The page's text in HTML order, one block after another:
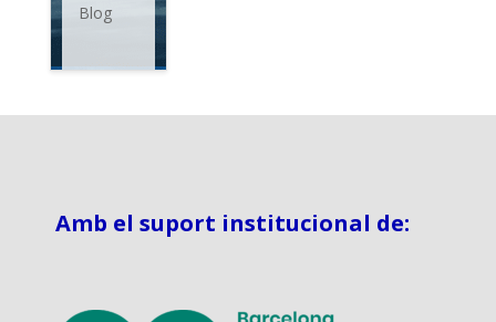
Blog
Amb el suport institucional de: